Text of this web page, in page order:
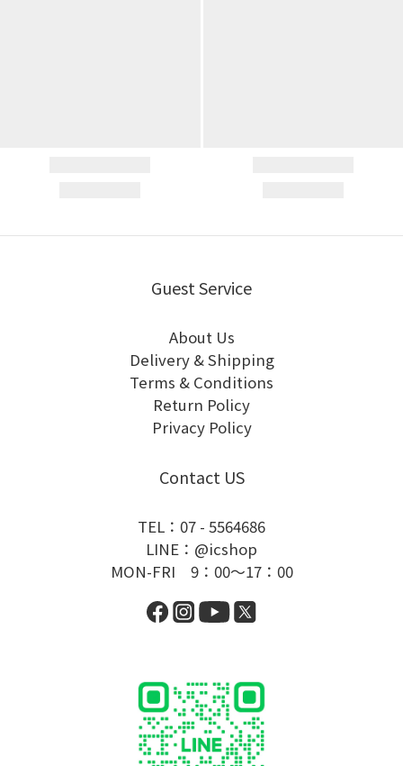
Guest Service
About Us
Delivery & Shipping
Terms & Conditions
Return Policy
Privacy Policy
Contact US
TEL：07 - 5564686
LINE：@icshop
MON-FRI 9：00～17：00